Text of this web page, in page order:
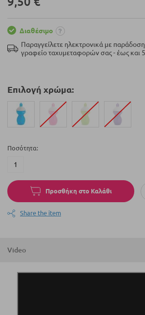
Διαθέσιμο
Παραγγείλετε ηλεκτρονικά με
γραφείο ταχυμεταφορών σας - έως και
Επιλογή χρώμα:
Ποσότητα
Προσθήκη στο Καλάθι
Share the item
Video